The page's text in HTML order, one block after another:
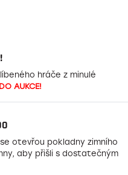
hráče z minulé
DO AUKCE!
otevřou pokladny zimního
aby přišli s dostatečným